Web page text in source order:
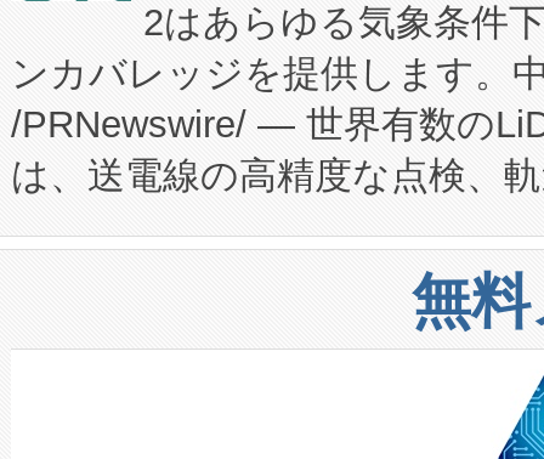
のアクセスを大幅に拡大する
Fully-Connected Continuous
プログラムには、施設設計・
に関する技術移転および知的
構造化トレーニングカリキュ
上げおよび商用化段階におけ
設備整備および立ち上げ調整
加組織は、Enzeneのバイオ
選定された製品について、自
ードするVoltaiqは、日本にあ
ーエネルギー貯蔵システム（
た。 Voltaiq独自のAI搭載プラ
定、統合、導入、運用に至る
安全性を追跡し、確保する事
増加しているデータセンター
る電力網に大きな負担をかけ
事業者の負担軽減という課題
系統連系を迅速にし、ピーク
2はあらゆる気象条件
ンカバレッジを提供します。
/PRNewswire/ — 世界有数の
は、送電線の高精度な点検、
や穀物倉庫におけるバルク材
リューション「Avia 2」を発
したAvia 2は、1,000メート
狭視野のFOVを切り替えるこ
ケーブル、枝などの細かな対
無